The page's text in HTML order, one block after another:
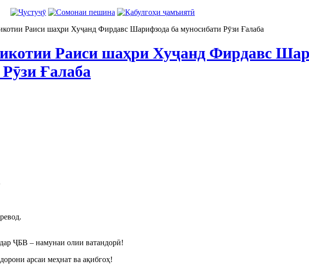
Раиси шаҳри Хуҷанд Фирдавс Шарифзода ба муносибати Рӯзи Ғалаба
Раиси шаҳри Хуҷанд Фирдавс
Ғалаба
ҶБВ – намунаи олии ватандорӣ!
арсаи меҳнат ва ақибгоҳ!